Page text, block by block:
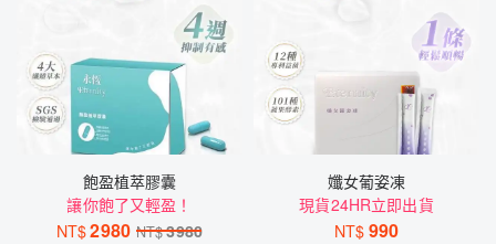
飽盈植萃膠囊
讓你飽了又輕盈！
NT$2980 NT$3980
孅女葡姿凍
現貨24HR立即出貨
NT$ 990